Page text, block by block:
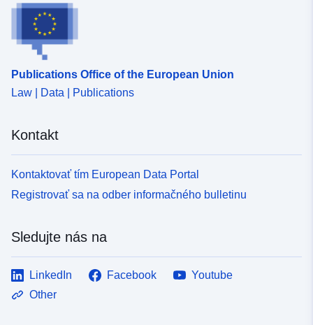
Publications Office of the European Union
Law | Data | Publications
Kontakt
Kontaktovať tím European Data Portal
Registrovať sa na odber informačného bulletinu
Sledujte nás na
LinkedIn Facebook
Youtube
Other